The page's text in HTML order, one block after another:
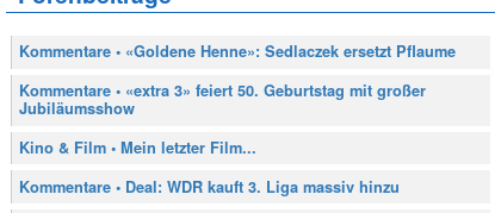
Kommentare • «Goldene Henne»: Sedlaczek ersetzt Pflaume
Kommentare • «extra 3» feiert 50. Geburtstag mit großer
Jubiläumsshow
Kino & Film • Mein letzter Film...
Kommentare • Deal: WDR kauft 3. Liga massiv hinzu